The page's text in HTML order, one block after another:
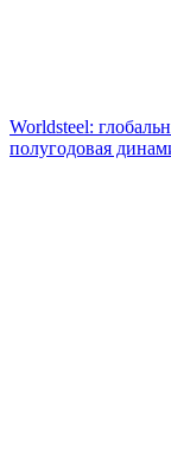
Worldsteel:
полугодовая